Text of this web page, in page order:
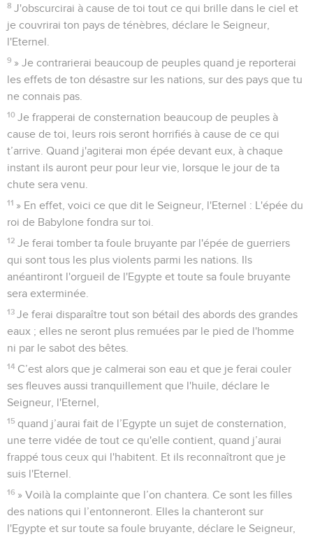
8 J'obscurcirai à cause de toi tout ce qui brille dans le ciel et
je couvrirai ton pays de ténèbres, déclare le Seigneur,
l'Eternel.
9 » Je contrarierai beaucoup de peuples quand je reporterai
les effets de ton désastre sur les nations, sur des pays que tu
ne connais pas.
10 Je frapperai de consternation beaucoup de peuples à
cause de toi, leurs rois seront horrifiés à cause de ce qui
t’arrive. Quand j'agiterai mon épée devant eux, à chaque
instant ils auront peur pour leur vie, lorsque le jour de ta
chute sera venu.
11 » En effet, voici ce que dit le Seigneur, l'Eternel : L'épée du
roi de Babylone fondra sur toi.
12 Je ferai tomber ta foule bruyante par l'épée de guerriers
qui sont tous les plus violents parmi les nations. Ils
anéantiront l'orgueil de l'Egypte et toute sa foule bruyante
sera exterminée.
13 Je ferai disparaître tout son bétail des abords des grandes
eaux ; elles ne seront plus remuées par le pied de l'homme
ni par le sabot des bêtes.
14 C’est alors que je calmerai son eau et que je ferai couler
ses fleuves aussi tranquillement que l'huile, déclare le
Seigneur, l'Eternel,
15 quand j’aurai fait de l’Egypte un sujet de consternation,
une terre vidée de tout ce qu'elle contient, quand j’aurai
frappé tous ceux qui l'habitent. Et ils reconnaîtront que je
suis l'Eternel.
16 » Voilà la complainte que l’on chantera. Ce sont les filles
des nations qui l’entonneront. Elles la chanteront sur
l'Egypte et sur toute sa foule bruyante, déclare le Seigneur,